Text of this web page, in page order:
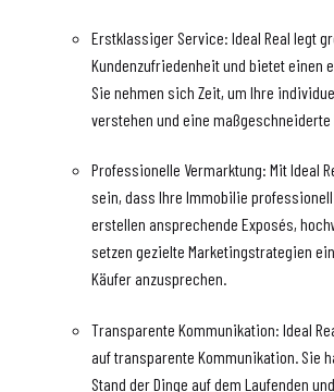
Erstklassiger Service: Ideal Real legt
Kundenzufriedenheit und bietet einen
Sie nehmen sich Zeit, um Ihre
verstehen und eine maßgeschneiderte
Professionelle Vermarktung: Mit Ideal
sein, dass Ihre Immobilie
erstellen ansprechende Exposés,
setzen gezielte Marketingstrategien
Käufer anzusprechen.
Transparente Kommunikation: Ideal
auf transparente Kommunikation. Sie
Stand der Dinge auf dem Laufenden